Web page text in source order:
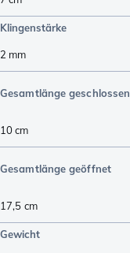
Klingenstärke
2 mm
Gesamtlänge geschlossen
10cm
Gesamtlänge geöffnet
17,5 cm
Gewicht